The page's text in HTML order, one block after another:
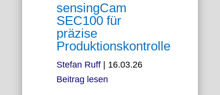
sensingCam
SEC100 für
präzise
Produktionskontrolle
Stefan Ruff
16.03.26
Beitrag lesen